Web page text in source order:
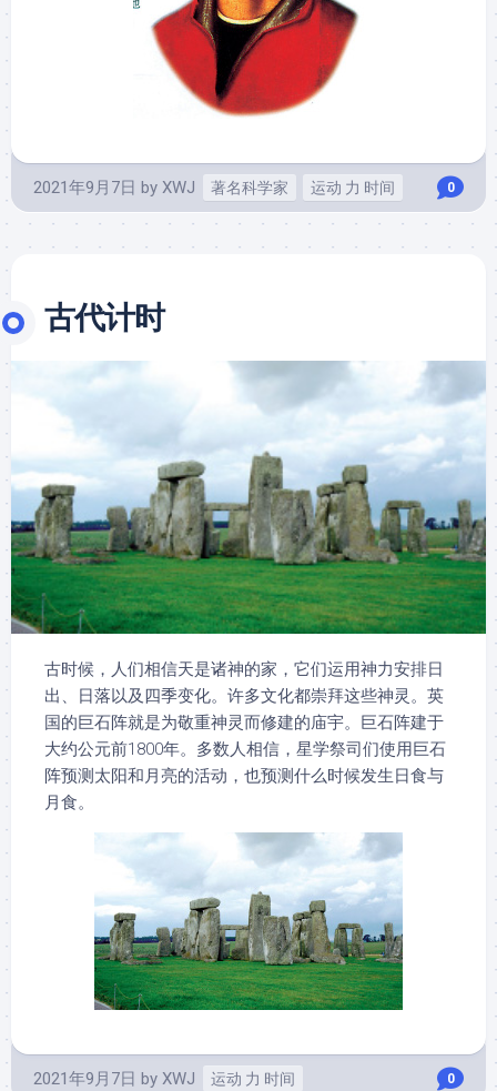
2021年9月7日 by XWJ 著名科学家 运动 力 时间 0
古代计时
古时候，人们相信天是诸神的家，它们运用神力安排日
出、日落以及四季变化。许多文化都崇拜这些神灵。英
国的巨石阵就是为敬重神灵而修建的庙宇。巨石阵建于
大约公元前1800年。多数人相信，星学祭司们使用巨石
阵预测太阳和月亮的活动，也预测什么时候发生日食与
月食。
2021年9月7日 by XWJ 运动 力 时间 0